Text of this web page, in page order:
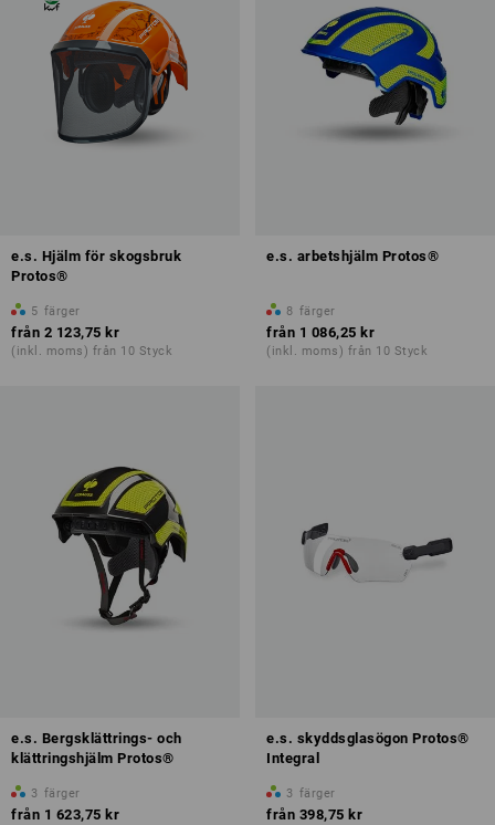
e.s. Hjälm för skogsbruk
Protos®
5 färger
från 2 123,75 kr
(inkl. moms) från 10 Styck
e.s. arbetshjälm Protos®
8 färger
från 1 086,25 kr
(inkl. moms) från 10 Styck
e.s. Bergsklättrings- och
klättringshjälm Protos®
3 färger
från 1 623,75 kr
e.s. skyddsglasögon Protos®
Integral
3 färger
från 398,75 kr